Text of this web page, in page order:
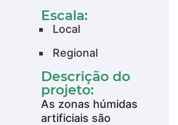
Escala:
Local
Regional
Descrição do
projeto:
As zonas húmidas
artificiais são